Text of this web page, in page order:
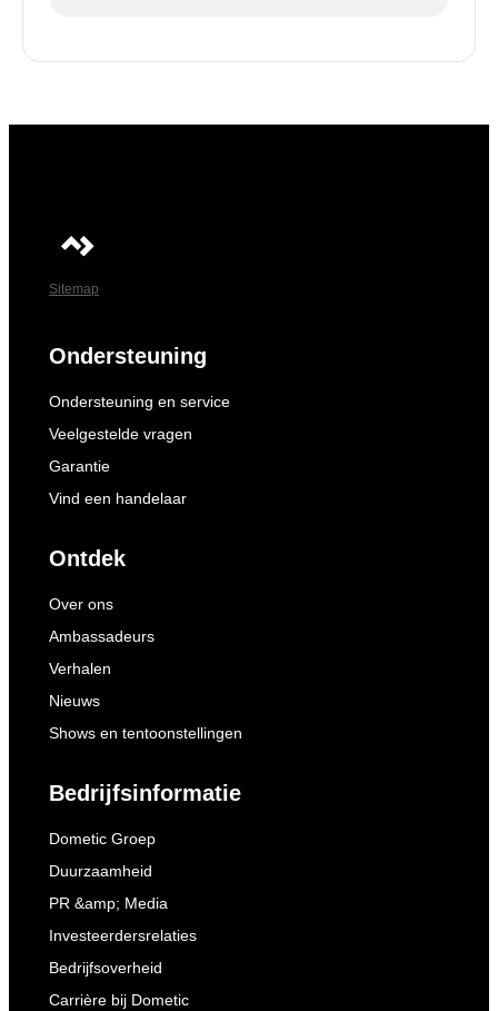
Sitemap
Ondersteuning
Ondersteuning en service
Veelgestelde vragen
Garantie
Vind een handelaar
Ontdek
Over ons
Ambassadeurs
Verhalen
Nieuws
Shows en tentoonstellingen
Bedrijfsinformatie
Dometic Groep
Duurzaamheid
PR &amp; Media
Investeerdersrelaties
Bedrijfsoverheid
Carrière bij Dometic